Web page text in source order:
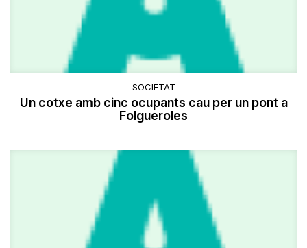
SOCIETAT
Un cotxe amb cinc ocupants cau per un pont a
Folgueroles